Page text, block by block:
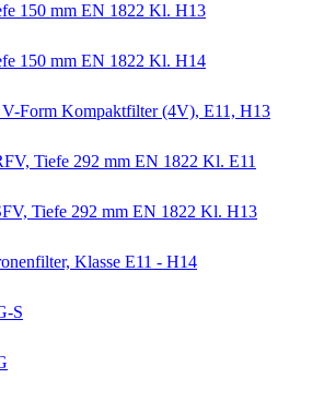
150 mm EN 1822 Kl. H13
150 mm EN 1822 Kl. H14
V-Form Kompaktfilter (4V), E11, H13
Tiefe 292 mm EN 1822 Kl. E11
Tiefe 292 mm EN 1822 Kl. H13
Klasse E11 - H14
S